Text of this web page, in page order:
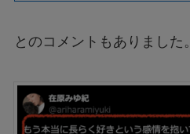
とのコメントもありました。